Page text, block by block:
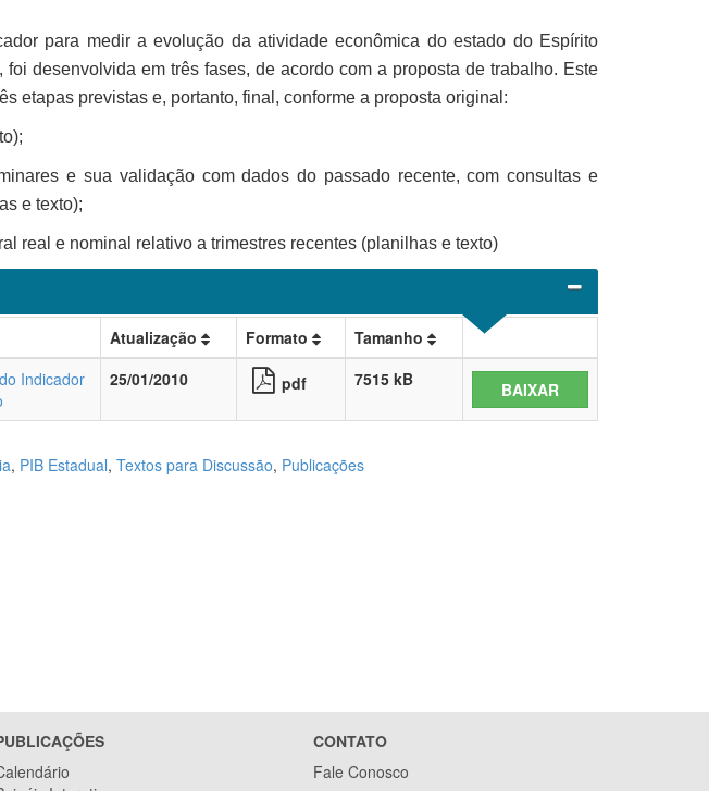
para medir a evolução da atividade econômica do estado do Espírito
foi desenvolvida em três fases, de acordo com a proposta de trabalho. Este
etapas previstas e, portanto, final, conforme a proposta original:
e sua validação com dados do passado recente, com consultas e
e texto);
real e nominal relativo a trimestres recentes (planilhas e texto)
Atualização Formato
Tamanho
Indicador
25/01/2010 pdf 7515 kB BAIXAR
, PIB Estadual,Textos para Discussão, Publicações
CONTATO
Fale Conosco